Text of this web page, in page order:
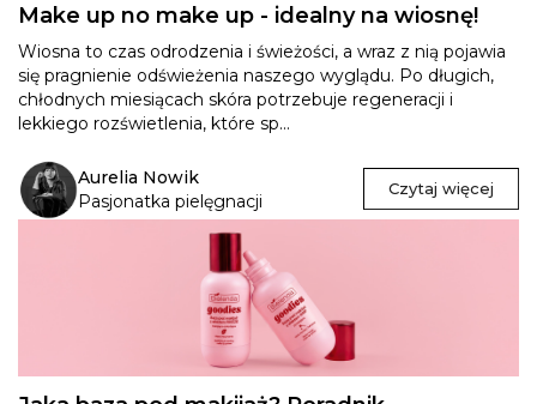
Make up no make up - idealny na wiosnę!
Wiosna to czas odrodzenia i świeżości, a wraz z nią pojawia
się pragnienie odświeżenia naszego wyglądu. Po długich,
chłodnych miesiącach skóra potrzebuje regeneracji i
lekkiego rozświetlenia, które sp...
Aurelia Nowik
Pasjonatka pielęgnacji
Czytaj więcej